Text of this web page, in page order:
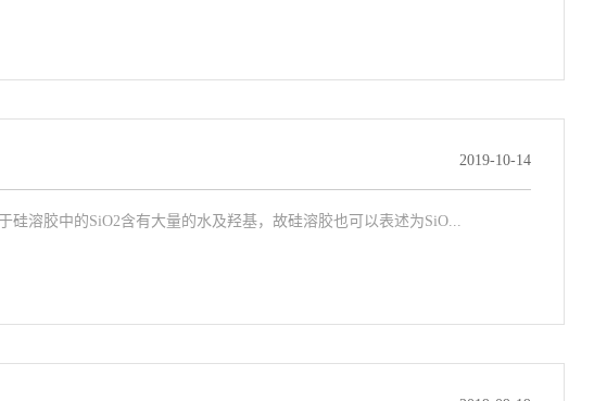
2019-10-14
溶胶中的SiO2含有大量的水及羟基，故硅溶胶也可以表述为SiO...